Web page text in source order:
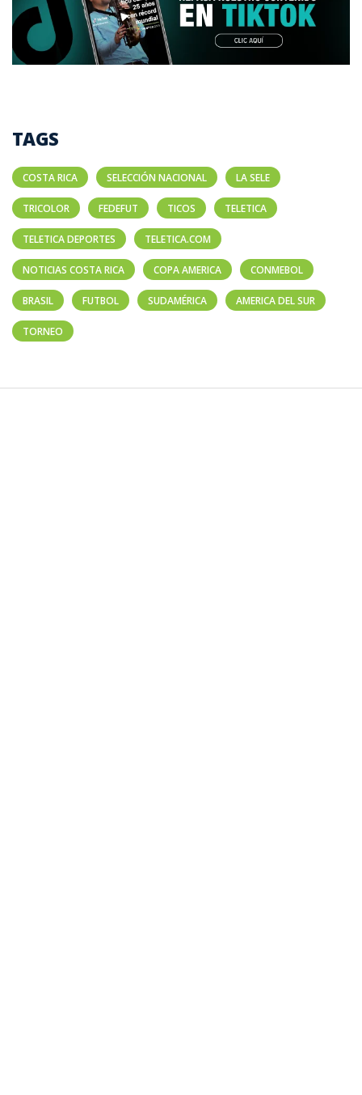
TAGS
COSTA RICA SELECCIÓN NACIONAL LA SELE
TRICOLOR FEDEFUT TICOS TELETICA
TELETICA DEPORTES TELETICA.COM
NOTICIAS COSTA RICA COPA AMERICA CONMEBOL
BRASIL FUTBOL SUDAMÉRICA AMERICA DEL SUR
TORNEO